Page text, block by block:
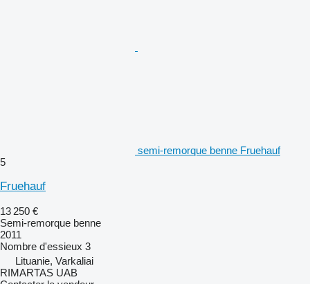
semi-remorque benne Fruehauf
5
Fruehauf
13 250 €
Semi-remorque benne
2011
Nombre d'essieux 3
Lituanie, Varkaliai
RIMARTAS UAB